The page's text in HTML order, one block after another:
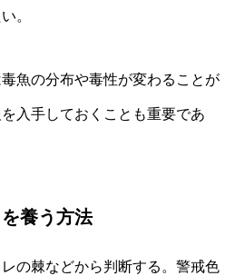
。
魚の分布や毒性が変わることが
入手しておくことも重要であ
養う方法
の棘などから判断する。警戒色